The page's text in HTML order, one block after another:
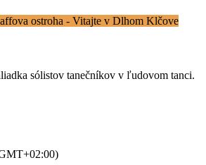
ostroha - Vitajte v Dlhom Klčove
sólistov tanečníkov v ľudovom tanci.